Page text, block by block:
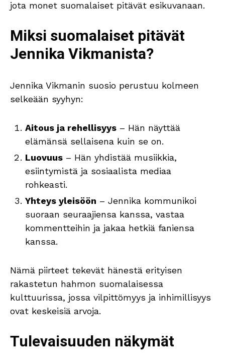
jota monet suomalaiset pitävät esikuvanaan.
Miksi suomalaiset pitävät
Jennika Vikmanista?
Jennika Vikmanin suosio perustuu kolmeen
selkeään syyhyn:
Aitous ja rehellisyys – Hän näyttää
elämänsä sellaisena kuin se on.
Luovuus – Hän yhdistää musiikkia,
esiintymistä ja sosiaalista mediaa
rohkeasti.
Yhteys yleisöön – Jennika kommunikoi
suoraan seuraajiensa kanssa, vastaa
kommentteihin ja jakaa hetkiä faniensa
kanssa.
Nämä piirteet tekevät hänestä erityisen
rakastetun hahmon suomalaisessa
kulttuurissa, jossa vilpittömyys ja inhimillisyys
ovat keskeisiä arvoja.
Tulevaisuuden näkymät